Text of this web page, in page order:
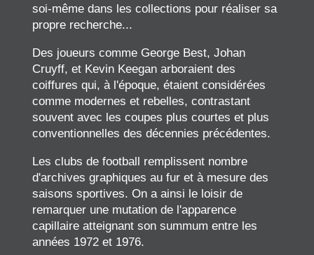
soi-même dans les collections pour réaliser sa
propre recherche...
Des joueurs comme George Best, Johan
Cruyff, et Kevin Keegan arboraient des
coiffures qui, à l'époque, étaient considérées
comme modernes et rebelles, contrastant
souvent avec les coupes plus courtes et plus
conventionnelles des décennies précédentes.
Les clubs de football remplissent nombre
d'archives graphiques au fur et à mesure des
saisons sportives. On a ainsi le loisir de
remarquer une mutation de l'apparence
capillaire atteignant son summum entre les
années 1972 et 1976.